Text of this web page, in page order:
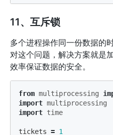
11、互斥锁
多个进程操作同一份数据的
对这个问题，解决方案就是
效率保证数据的安全。
from multiprocessing
import multiprocessing
import time
tickets = 1